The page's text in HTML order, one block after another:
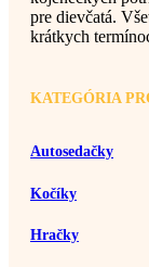
pre dievčatá.
krátkych
KATEGÓRIA
Autosedačky
Kočíky
Hračky